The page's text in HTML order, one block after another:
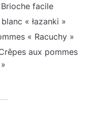
Brioche facile
« łazanki »
« Racuchy »
aux pommes